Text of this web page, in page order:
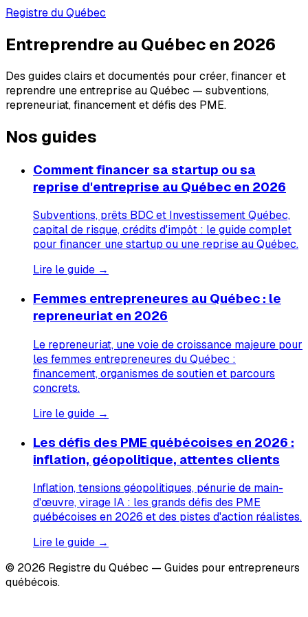
Registre du Québec
Entreprendre au Québec en 2026
Des guides clairs et documentés pour créer, financer et
reprendre une entreprise au Québec — subventions,
repreneuriat, financement et défis des PME.
Nos guides
Comment financer sa startup ou sa
reprise d'entreprise au Québec en 2026
Subventions, prêts BDC et Investissement Québec,
capital de risque, crédits d'impôt : le guide complet
pour financer une startup ou une reprise au Québec.
Lire le guide →
Femmes entrepreneures au Québec : le
repreneuriat en 2026
Le repreneuriat, une voie de croissance majeure pour
les femmes entrepreneures du Québec :
financement, organismes de soutien et parcours
concrets.
Lire le guide →
Les défis des PME québécoises en 2026 :
inflation, géopolitique, attentes clients
Inflation, tensions géopolitiques, pénurie de main-
d'œuvre, virage IA : les grands défis des PME
québécoises en 2026 et des pistes d'action réalistes.
Lire le guide →
© 2026 Registre du Québec — Guides pour entrepreneurs
québécois.